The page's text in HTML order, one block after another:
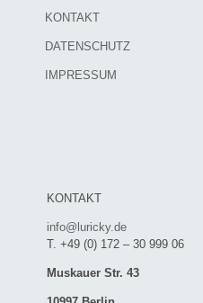
KONTAKT
DATENSCHUTZ
IMPRESSUM
KONTAKT
info@luricky.de
T. +49 (0) 172 – 30 999 06
Muskauer Str. 43